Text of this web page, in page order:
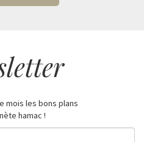
mois les bons plans
hamac !